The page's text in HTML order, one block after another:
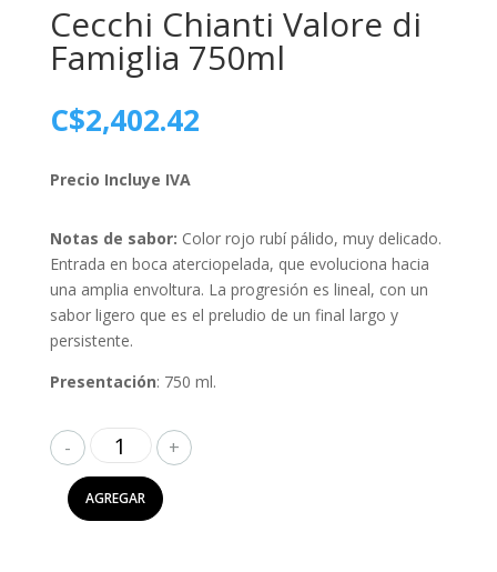
Cecchi Chianti Valore di
Famiglia 750ml
C$2,402.42
Precio Incluye IVA
Notas de sabor: Color rojo rubí pálido, muy delicado.
Entrada en boca aterciopelada, que evoluciona hacia
una amplia envoltura. La progresión es lineal, con un
sabor ligero que es el preludio de un final largo y
persistente.
Presentación: 750 ml.
Cecchi
Chianti
Valore
di
AGREGAR